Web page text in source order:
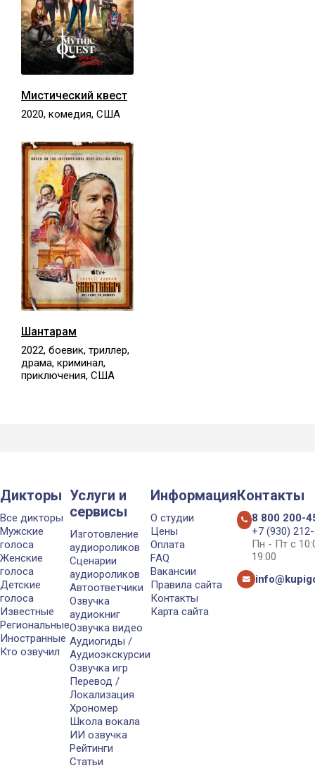
Мистический квест
2020, комедия, США
Шантарам
2022, боевик, триллер,
драма, криминал,
приключения, США
Дикторы
Все дикторы
Мужские
голоса
Женские
голоса
Детские
голоса
Известные
Региональные
Иностранные
Кто озвучил
Услуги и
сервисы
Изготовление
аудиороликов
Сценарии
аудиороликов
Автоответчики
Озвучка
аудиокниг
Озвучка видео
Аудиогиды /
Аудиоэкскурсии
Озвучка игр
Перевод /
Локализация
Хрономер
Школа вокала
ИИ озвучка
Рейтинги
Статьи
Информация
О студии
Цены
Оплата
FAQ
Вакансии
Правила сайта
Контакты
Карта сайта
Контакты
8 800 200-
+7 (930)
Пн - Пт с
19:00